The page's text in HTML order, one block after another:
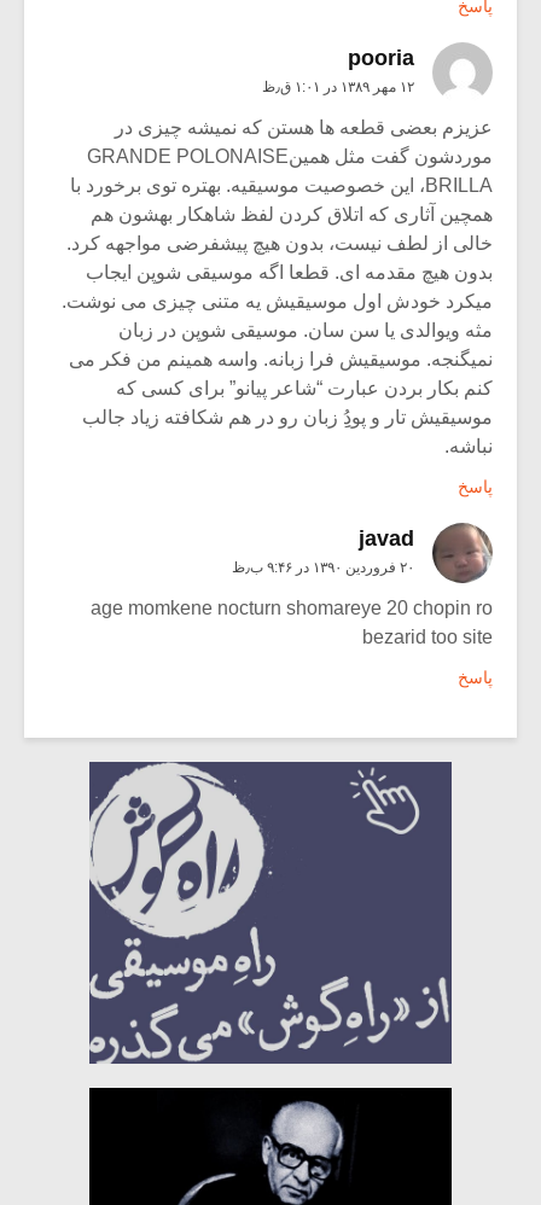
پاسخ
pooria
۱۲ مهر ۱۳۸۹ در ۱:۰۱ ق٫ظ
عزیزم بعضی قطعه ها هستن که نمیشه چیزی در
موردشون گفت مثل همینGRANDE POLONAISE
BRILLA، این خصوصیت موسیقیه. بهتره توی برخورد با
همچین آثاری که اتلاق کردن لفظ شاهکار بهشون هم
خالی از لطف نیست، بدون هیچ پیشفرضی مواجهه کرد.
بدون هیچ مقدمه ای. قطعا اگه موسیقی شوپن ایجاب
میکرد خودش اول موسیقیش یه متنی چیزی می نوشت.
مثه ویوالدی یا سن سان. موسیقی شوپن در زبان
نمیگنجه. موسیقیش فرا زبانه. واسه همینم من فکر می
کنم بکار بردن عبارت “شاعر پیانو” برای کسی که
موسیقیش تار و پودُِِ زبان رو در هم شکافته زیاد جالب
نباشه.
پاسخ
javad
۲۰ فروردین ۱۳۹۰ در ۹:۴۶ ب٫ظ
age momkene nocturn shomareye 20 chopin ro
bezarid too site
پاسخ